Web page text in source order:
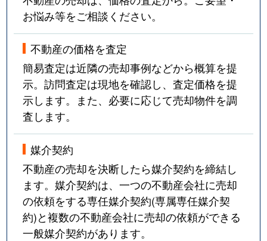
お悩み等をご相談ください。
不動産の価格を査定
簡易査定は近隣の売却事例などから概算を提
示。訪問査定は現地を確認し、査定価格を提
示します。また、必要に応じて売却物件を調
査します。
媒介契約
不動産の売却を決断したら媒介契約を締結し
ます。媒介契約は、一つの不動産会社に売却
の依頼をする専任媒介契約(専属専任媒介契
約)と複数の不動産会社に売却の依頼ができる
一般媒介契約があります。